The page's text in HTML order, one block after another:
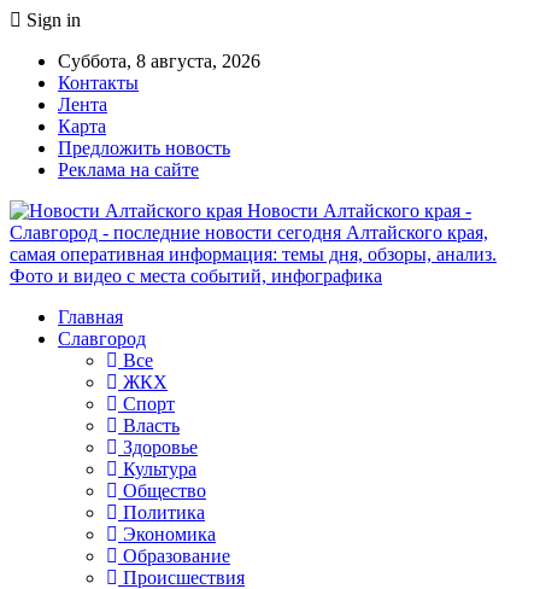
Sign in
Суббота, 8 августа, 2026
Контакты
Лента
Карта
Предложить новость
Реклама на сайте
Новости Алтайского края -
Славгород - последние новости сегодня Алтайского края,
самая оперативная информация: темы дня, обзоры, анализ.
Фото и видео с места событий, инфографика
Главная
Славгород
Все
ЖКХ
Спорт
Власть
Здоровье
Культура
Общество
Политика
Экономика
Образование
Происшествия